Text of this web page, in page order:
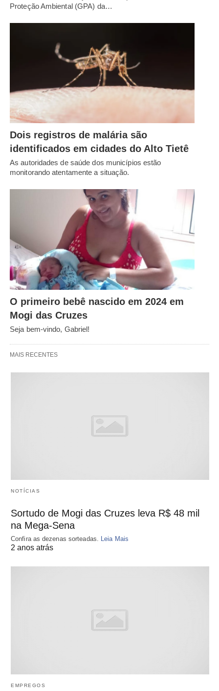
Proteção Ambiental (GPA) da…
Dois registros de malária são
identificados em cidades do Alto Tietê
As autoridades de saúde dos municípios estão
monitorando atentamente a situação.
O primeiro bebê nascido em 2024 em
Mogi das Cruzes
Seja bem-vindo, Gabriel!
MAIS RECENTES
NOTÍCIAS
Sortudo de Mogi das Cruzes leva R$ 48 mil
na Mega-Sena
Confira as dezenas sorteadas. Leia Mais
2 anos atrás
EMPREGOS